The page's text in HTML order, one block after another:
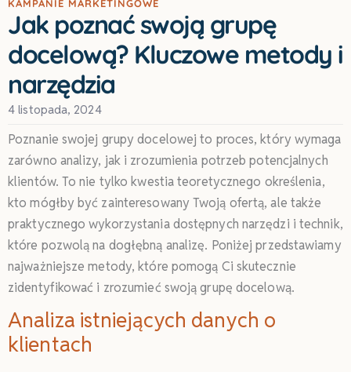
KAMPANIE MARKETINGOWE
Jak poznać swoją grupę
docelową? Kluczowe metody i
narzędzia
4 listopada, 2024
Poznanie swojej grupy docelowej to proces, który wymaga
zarówno analizy, jak i zrozumienia potrzeb potencjalnych
klientów. To nie tylko kwestia teoretycznego określenia,
kto mógłby być zainteresowany Twoją ofertą, ale także
praktycznego wykorzystania dostępnych narzędzi i technik,
które pozwolą na dogłębną analizę. Poniżej przedstawiamy
najważniejsze metody, które pomogą Ci skutecznie
zidentyfikować i zrozumieć swoją grupę docelową.
Analiza istniejących danych o
klientach